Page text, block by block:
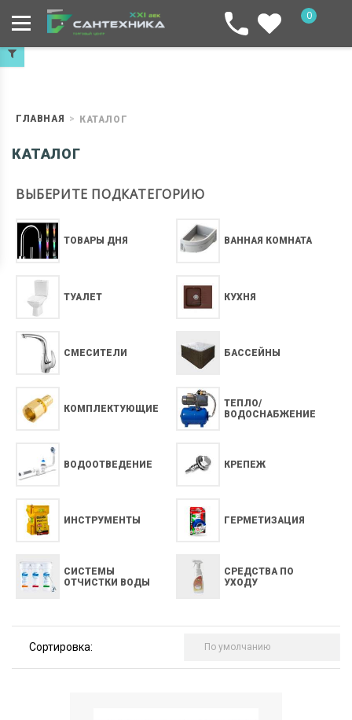
0
ГЛАВНАЯ КАТАЛОГ
КАТАЛОГ
ВЫБЕРИТЕ ПОДКАТЕГОРИЮ
ТОВАРЫ ДНЯ ВАННАЯ КОМНАТА
ТУАЛЕТ КУХНЯ
СМЕСИТЕЛИ БАССЕЙНЫ
КОМПЛЕКТУЮЩИЕ
ТЕПЛО/
ВОДОСНАБЖЕНИЕ
ВОДООТВЕДЕНИЕ КРЕПЕЖ
ИНСТРУМЕНТЫ ГЕРМЕТИЗАЦИЯ
СИСТЕМЫ
ОТЧИСТКИ ВОДЫ
СРЕДСТВА ПО
УХОДУ
Сортировка: